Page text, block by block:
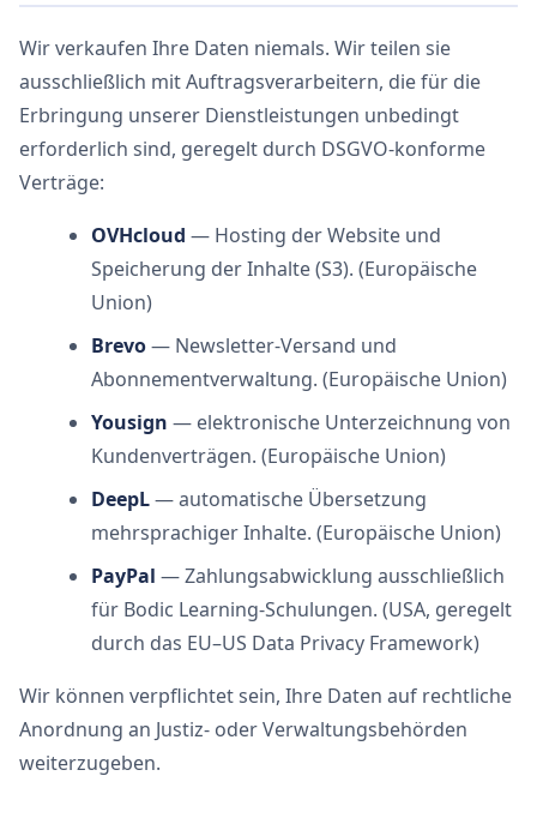
Wir verkaufen Ihre Daten niemals. Wir teilen sie
ausschließlich mit Auftragsverarbeitern, die für die
Erbringung unserer Dienstleistungen unbedingt
erforderlich sind, geregelt durch DSGVO-konforme
Verträge:
OVHcloud — Hosting der Website und
Speicherung der Inhalte (S3). (Europäische
Union)
Brevo— Newsletter-Versand und
Abonnementverwaltung. (Europäische Union)
Yousign — elektronische Unterzeichnung von
Kundenverträgen. (Europäische Union)
DeepL— automatische Übersetzung
mehrsprachiger Inhalte. (Europäische Union)
PayPal — Zahlungsabwicklung ausschließlich
für Bodic Learning-Schulungen. (USA, geregelt
durch das EU–US Data Privacy Framework)
Wir können verpflichtet sein, Ihre Daten auf rechtliche
Anordnung an Justiz- oder Verwaltungsbehörden
weiterzugeben.